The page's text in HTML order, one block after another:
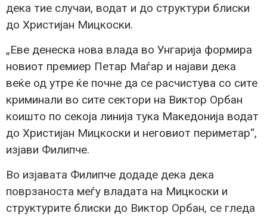
дека тие случаи, водат и до структури блиски
до Христијан Мицкоски.
„Еве денеска нова влада во Унгарија формира
новиот премиер Петар Маѓар и најави дека
веќе од утре ќе почне да се расчистува со сите
криминали во сите сектори на Виктор Орбан
коишто по секоја линија тука Македонија водат
до Христијан Мицкоски и неговиот периметар“,
изјави Филипче.
Во изјавата Филипче додаде дека дека
поврзаноста меѓу владата на Мицкоски и
структурите блиски до Виктор Орбан, се гледа